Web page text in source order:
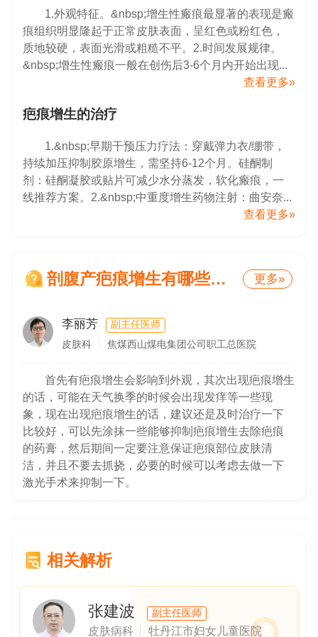
1.外观特征。&nbsp;增生性瘢痕最显著的表现是瘢
痕组织明显隆起于正常皮肤表面，呈红色或粉红色，
质地较硬，表面光滑或粗糙不平。2.时间发展规律。
&nbsp;增生性瘢痕一般在创伤后3-6个月内开始出现...
查看更多»
疤痕增生的治疗
1.&nbsp;早期干预压力疗法：穿戴弹力衣/绷带，
持续加压抑制胶原增生，需坚持6-12个月。硅酮制
剂：硅酮凝胶或贴片可减少水分蒸发，软化瘢痕，一
线推荐方案。2.&nbsp;中重度增生药物注射：曲安奈...
查看更多»
剖腹产疤痕增生有哪些危害 更多»
李丽芳
副主任医师
皮肤科
焦煤西山煤电集团公司职工总医院
首先有疤痕增生会影响到外观，其次出现疤痕增生
的话，可能在天气换季的时候会出现发痒等一些现
象，现在出现疤痕增生的话，建议还是及时治疗一下
比较好，可以先涂抹一些能够抑制疤痕增生去除疤痕
的药膏，然后期间一定要注意保证疤痕部位皮肤清
洁，并且不要去抓挠，必要的时候可以考虑去做一下
激光手术来抑制一下。
相关解析
张建波 副主任医师
皮肤病科 牡丹江市妇女儿童医院